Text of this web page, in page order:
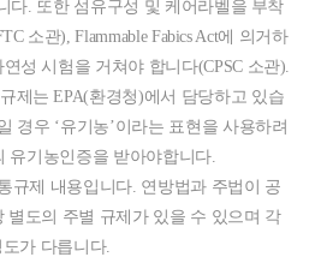
다. 또한 섬유구성 및 케어라벨을 부착
소관), Flammable Fabics Act에 의거하
성 시험을 거쳐야 합니다(CPSC 소관).
제는 EPA(환경청)에서 담당하고 있습
경우 ‘유기농’이라는 표현을 사용하려
유기농인증을 받아야합니다.
규제 내용입니다. 연방법과 주법이 공
별도의 주별 규제가 있을 수 있으며 각
가 다릅니다.